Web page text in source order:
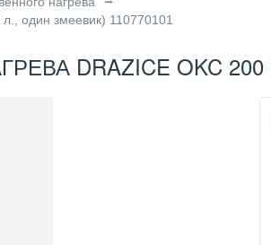
один змеевик) 110770101
DRAZICE OKC 200